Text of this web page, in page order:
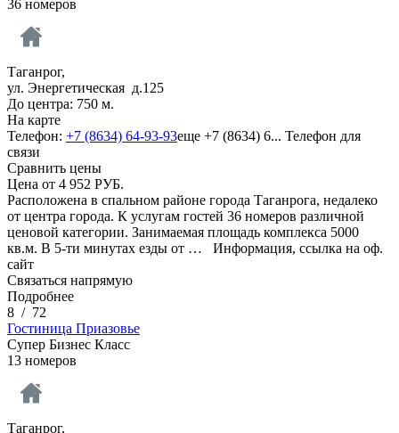
36 номеров
Таганрог,
ул. Энергетическая д.125
До центра: 750 м.
На карте
Телефон: +7 (8634) 64-93-93еще +7 (8634) 6... Телефон для
связи
Сравнить цены
Цена от 4 952 РУБ.
Расположена в спальном районе города Таганрога, недалеко
от центра города. К услугам гостей 36 номеров различной
ценовой категории. Занимаемая площадь комплекса 5000
кв.м. В 5-ти минутах езды от … Информация, ссылка на оф.
сайт
Связаться напрямую
Подробнее
8 / 72
Гостиница Приазовье
Супер Бизнес Класс
13 номеров
Таганрог,